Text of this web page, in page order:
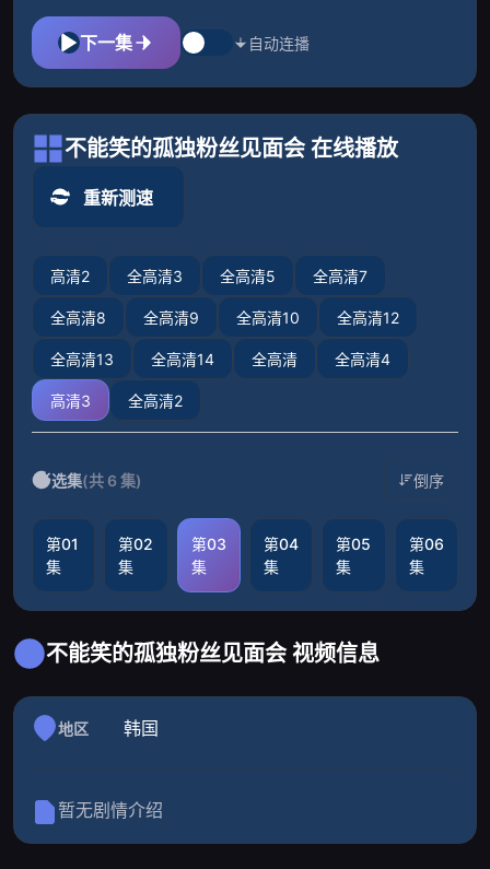
下一集 自动连播
不能笑的孤独粉丝见面会 在线播放
重新测速
高清2 全高清3 全高清5 全高清7
全高清8 全高清9 全高清10 全高清12
全高清13 全高清14 全高清 全高清4
高清3 全高清2
选集(共 6 集) 倒序
第01
集
第02
集
第03
集
第04
集
第05
集
第06
集
不能笑的孤独粉丝见面会 视频信息
地区 韩国
暂无剧情介绍